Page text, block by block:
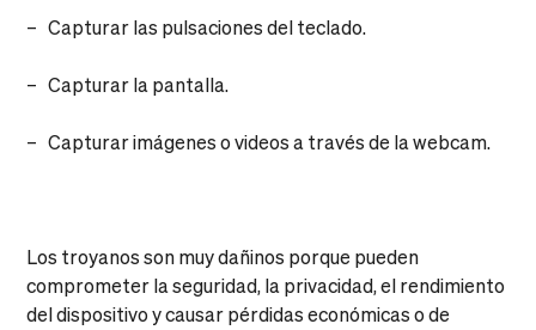
– Capturar las pulsaciones del teclado.
– Capturar la pantalla.
– Capturar imágenes o videos a través de la webcam.
Los troyanos son muy dañinos porque pueden
comprometer la seguridad, la privacidad, el rendimiento
del dispositivo y causar pérdidas económicas o de